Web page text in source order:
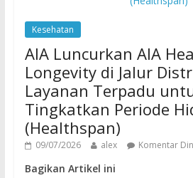
Kesehatan
AIA Luncurkan AIA
Longevity di Jalur
Layanan Terpadu
Tingkatkan Periode
(Healthspan)
09/07/2026 alex Komentar
Bagikan Artikel ini